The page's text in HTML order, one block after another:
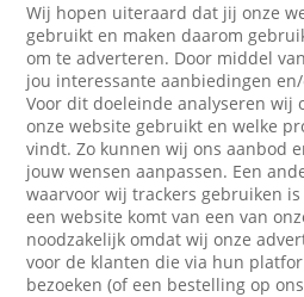
Wij hopen uiteraard dat jij onze
gebruikt en maken daarom
om te adverteren. Door middel
jou interessante aanbiedingen
Voor dit doeleinde analyseren wij
onze website gebruikt en welke
vindt. Zo kunnen wij ons aanbod
jouw wensen aanpassen. Een
waarvoor wij trackers gebruiken
een website komt van een van
noodzakelijk omdat wij onze
voor de klanten die via hun
bezoeken (of een bestelling op